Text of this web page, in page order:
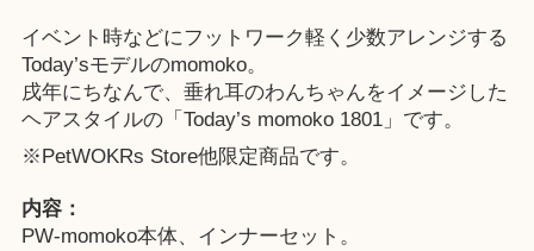
イベント時などにフットワーク軽く少数アレンジする
Today’sモデルのmomoko。
戌年にちなんで、垂れ耳のわんちゃんをイメージした
ヘアスタイルの「Today’s momoko 1801」です。
※PetWOKRs Store他限定商品です。
内容：
PW-momoko本体、インナーセット。